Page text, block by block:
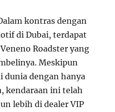
kontras dengan
di Dubai, terdapat
Roadster yang
Meskipun
dunia dengan hanya
kendaraan ini telah
lebih di dealer VIP